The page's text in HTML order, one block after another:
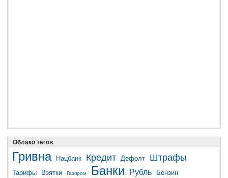
Облако тегов
Гривна Нацбанк Кредит Дефолт Штрафы
Тарифы Взятки Газпром Банки Рубль Бензин